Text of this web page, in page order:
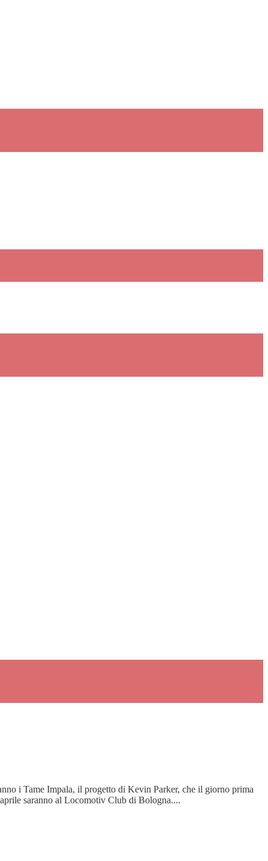
i Tame Impala, il progetto di Kevin Parker, che il giorno prima
saranno al Locomotiv Club di Bologna....